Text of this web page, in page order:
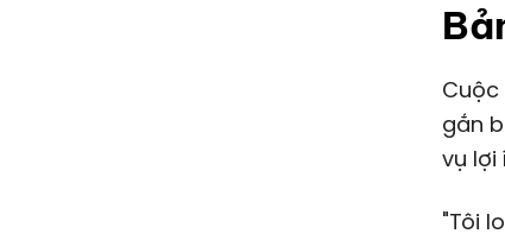
Cuộc hôn nhân giữa bà Kim và cựu Chủ tịch LG Corporation vốn
gắn
vụ lợi
"Tôi